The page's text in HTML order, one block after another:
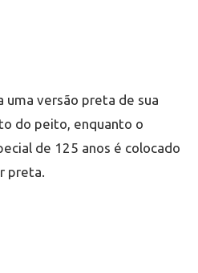
uma versão preta de sua
do peito, enquanto o
de 125 anos é colocado
preta.